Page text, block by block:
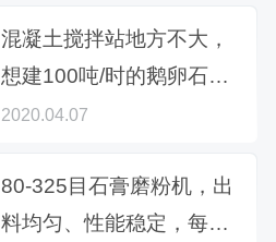
混凝土搅拌站地方不大，
想建100吨/时的鹅卵石制
砂生产线，找哪个厂家
2020.04.07
80-325目石膏磨粉机，出
料均匀、性能稳定，每小